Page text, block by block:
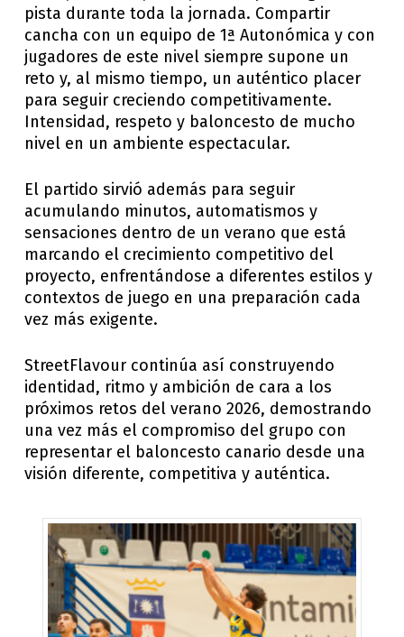
pista durante toda la jornada. Compartir
cancha con un equipo de 1ª Autonómica y con
jugadores de este nivel siempre supone un
reto y, al mismo tiempo, un auténtico placer
para seguir creciendo competitivamente.
Intensidad, respeto y baloncesto de mucho
nivel en un ambiente espectacular.
El partido sirvió además para seguir
acumulando minutos, automatismos y
sensaciones dentro de un verano que está
marcando el crecimiento competitivo del
proyecto, enfrentándose a diferentes estilos y
contextos de juego en una preparación cada
vez más exigente.
StreetFlavour continúa así construyendo
identidad, ritmo y ambición de cara a los
próximos retos del verano 2026, demostrando
una vez más el compromiso del grupo con
representar el baloncesto canario desde una
visión diferente, competitiva y auténtica.